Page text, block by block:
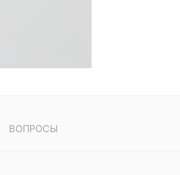
ВОПРОСЫ